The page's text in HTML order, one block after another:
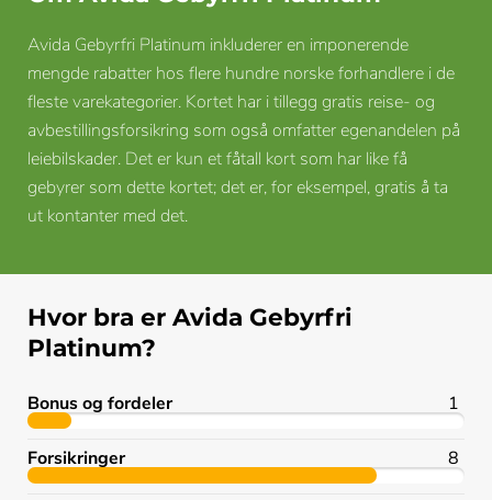
Avida Gebyrfri Platinum inkluderer en imponerende
mengde rabatter hos flere hundre norske forhandlere i de
fleste varekategorier. Kortet har i tillegg gratis reise- og
avbestillingsforsikring som også omfatter egenandelen på
leiebilskader. Det er kun et fåtall kort som har like få
gebyrer som dette kortet; det er, for eksempel, gratis å ta
ut kontanter med det.
Hvor bra er Avida Gebyrfri
Platinum?
Bonus og fordeler 1
Forsikringer 8